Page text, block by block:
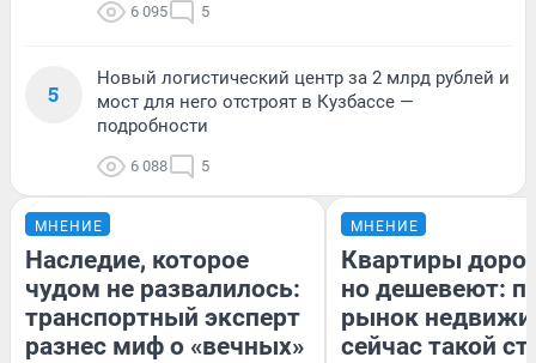
6 095 5
5
Новый логистический центр за 2 млрд рублей и
мост для него отстроят в Кузбассе —
подробности
6 088 5
МНЕНИЕ
Наследие, которое
чудом не развалилось:
транспортный эксперт
разнес миф о «вечных»
МНЕНИЕ
Квартиры
но дешевеют:
рынок
сейчас такой